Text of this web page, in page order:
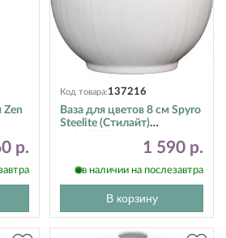
Zen
р.
Код товара:137216
Ваза для цветов 8 см Spyro
Steelite (Стилайт)
1 590 р.
в наличии на послезавтра
В корзину